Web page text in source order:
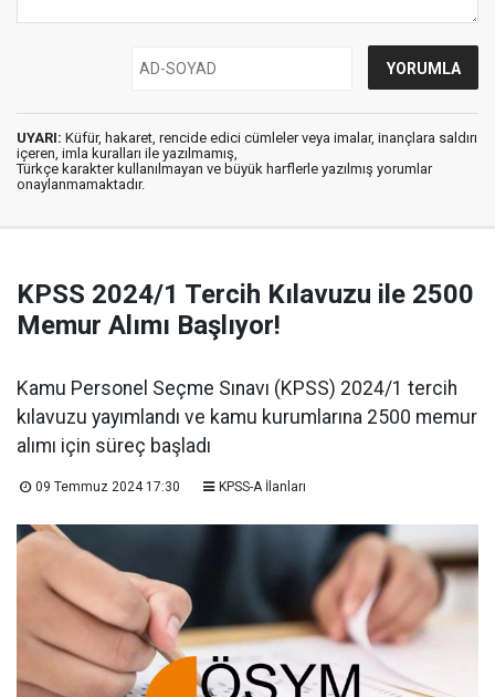
UYARI: Küfür, hakaret, rencide edici cümleler veya imalar, inançlara saldırı
içeren, imla kuralları ile yazılmamış,
Türkçe karakter kullanılmayan ve büyük harflerle yazılmış yorumlar
onaylanmamaktadır.
KPSS 2024/1 Tercih Kılavuzu ile 2500
Memur Alımı Başlıyor!
Kamu Personel Seçme Sınavı (KPSS) 2024/1 tercih
kılavuzu yayımlandı ve kamu kurumlarına 2500 memur
alımı için süreç başladı
09 Temmuz 2024 17:30 KPSS-A İlanları